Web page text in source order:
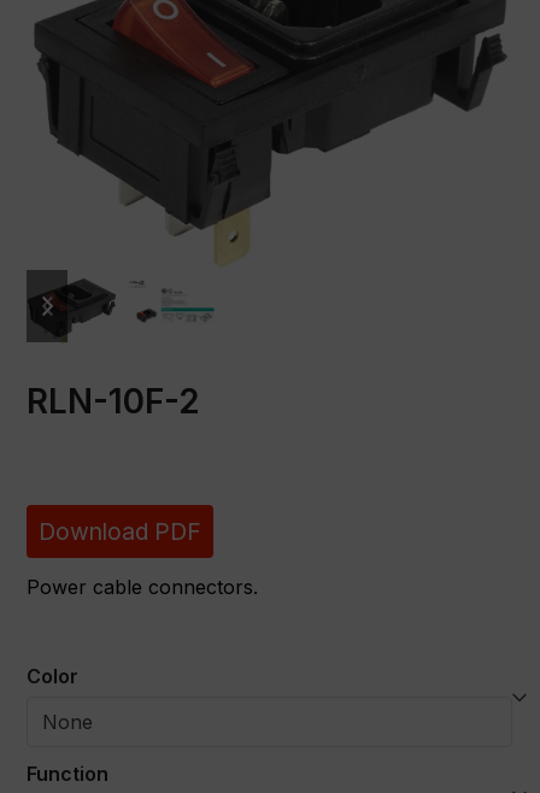
previous
slide
next
slide
RLN-10F-2
Download PDF
Power cable connectors.
Color
Function